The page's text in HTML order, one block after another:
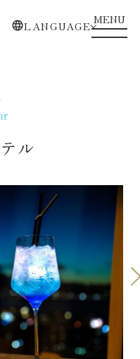
LANGUAGEMENU
ル